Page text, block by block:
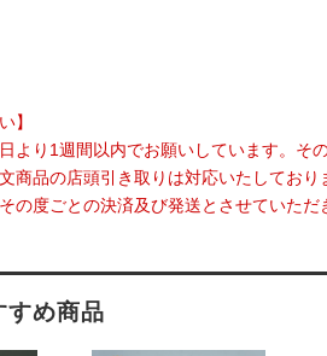
】
より1週間以内でお願いしています。そ
商品の店頭引き取りは対応いたしており
の度ごとの決済及び発送とさせていただ
すめ商品